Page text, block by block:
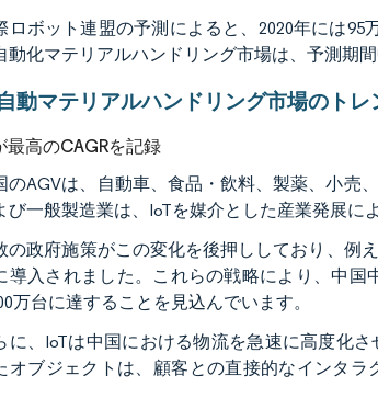
ロボット連盟の予測によると、2020年には
動化マテリアルハンドリング市場は、予測期
動マテリアルハンドリング市場のトレ
最高のCAGRを記録
のAGVは、自動車、食品・飲料、製薬、小売
び一般製造業は、IoTを媒介とした産業発展に
の政府施策がこの変化を後押ししており、例
導入されました。これらの戦略により、中国
万台に達することを見込んでいます。
に、IoTは中国における物流を急速に高度化
オブジェクトは、顧客との直接的なインタ